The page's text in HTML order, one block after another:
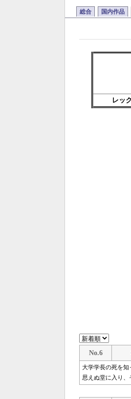
総合 国内作品
レッ
No.6
大学学長の死を
思えぬ堂に入り、